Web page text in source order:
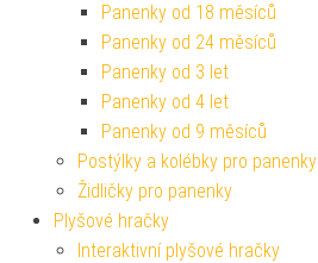
Panenky od 18 měsíců
Panenky od 24 měsíců
Panenky od 3 let
Panenky od 4 let
Panenky od 9 měsíců
Postýlky a kolébky pro panenky
Židličky pro panenky
Plyšové hračky
Interaktivní plyšové hračky